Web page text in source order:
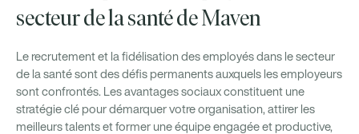
secteur de la santé de Maven
Le recrutement et la fidélisation des employés dans le secteur
de la santé sont des défis permanents auxquels les employeurs
sont confrontés. Les avantages sociaux constituent une
stratégie clé pour démarquer votre organisation, attirer les
meilleurs talents et former une équipe engagée et productive,